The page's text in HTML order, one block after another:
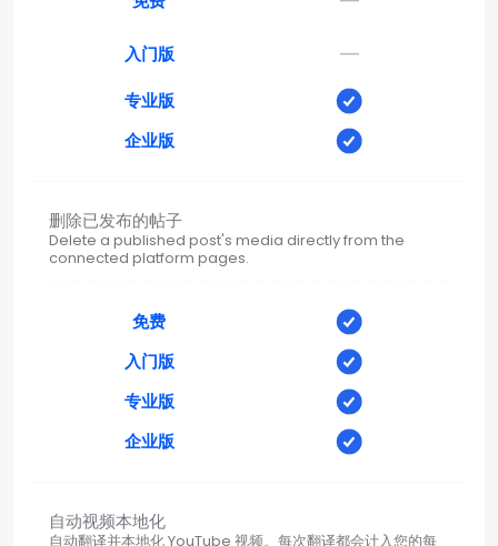
入门版 —
专业版
企业版
删除已发布的帖子
Delete a published post's media directly from the
connected platform pages.
免费
入门版
专业版
企业版
自动视频本地化
自动翻译并本地化 YouTube 视频。每次翻译都会计入您的每